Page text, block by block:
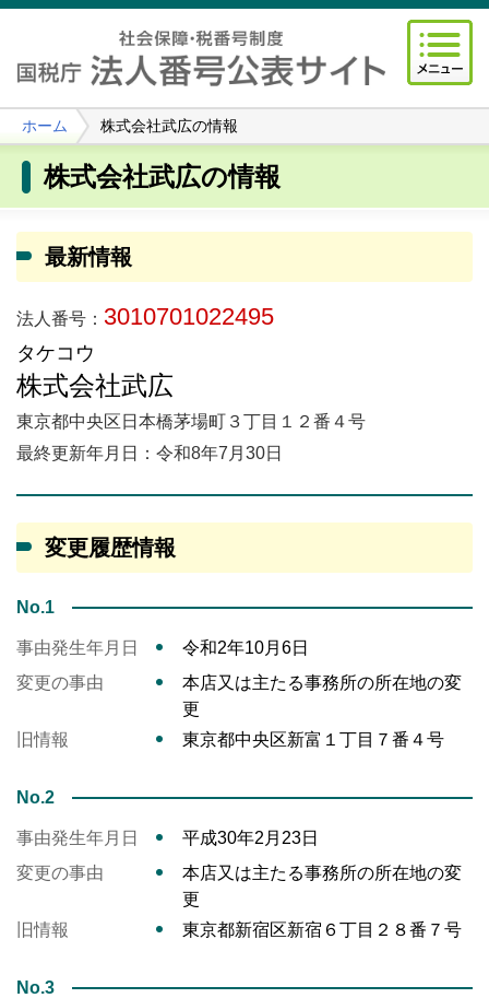
ホーム 株式会社武広の情報
株式会社武広の情報
最新情報
法人番号： 3010701022495
タケコウ
株式会社武広
東京都中央区日本橋茅場町３丁目１２番４号
最終更新年月日：令和8年7月30日
変更履歴情報
No.1
事由発生年月日
令和2年10月6日
変更の事由
本店又は主たる事務所の所在地の変
更
旧情報
東京都中央区新富１丁目７番４号
No.2
事由発生年月日
平成30年2月23日
変更の事由
本店又は主たる事務所の所在地の変
更
旧情報
東京都新宿区新宿６丁目２８番７号
No.3